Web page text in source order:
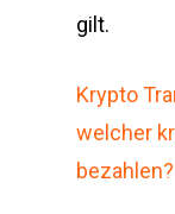
gilt.
Krypto
welcher
bezahlen?